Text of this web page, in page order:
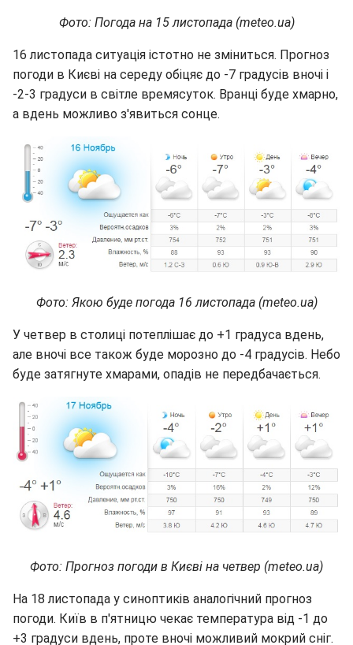
Фото: Погода на 15 листопада (meteo.ua)
16 листопада ситуація істотно не зміниться. Прогноз
погоди в Києві на середу обіцяє до -7 градусів вночі і
-2-3 градуси в світле времясуток. Вранці буде хмарно,
а вдень можливо з'явиться сонце.
Фото: Якою буде погода 16 листопада (meteo.ua)
У четвер в столиці потеплішає до +1 градуса вдень,
але вночі все також буде морозно до -4 градусів. Небо
буде затягнуте хмарами, опадів не передбачається.
Фото: Прогноз погоди в Києві на четвер (meteo.ua)
На 18 листопада у синоптиків аналогічний прогноз
погоди. Київ в п'ятницю чекає температура від -1 до
+3 градуси вдень, проте вночі можливий мокрий сніг.